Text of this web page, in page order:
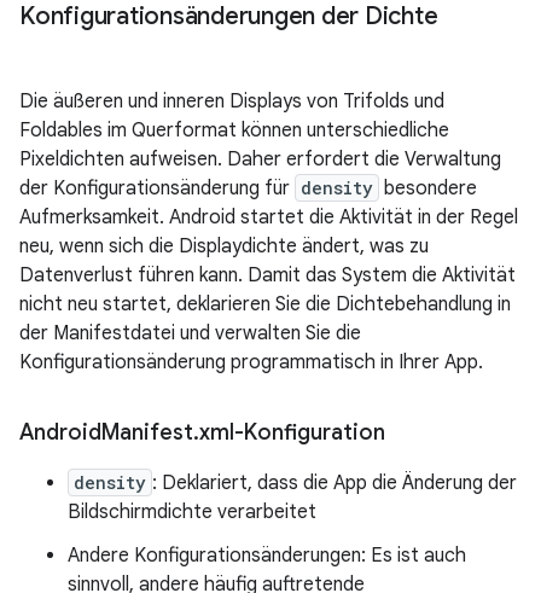
Konfigurationsänderungen der Dichte
Die äußeren und inneren Displays von Trifolds und
Foldables im Querformat können unterschiedliche
Pixeldichten aufweisen. Daher erfordert die Verwaltung
der Konfigurationsänderung für density besondere
Aufmerksamkeit. Android startet die Aktivität in der Regel
neu, wenn sich die Displaydichte ändert, was zu
Datenverlust führen kann. Damit das System die Aktivität
nicht neu startet, deklarieren Sie die Dichtebehandlung in
der Manifestdatei und verwalten Sie die
Konfigurationsänderung programmatisch in Ihrer App.
Android Manifest.xml-Konfiguration
density : Deklariert, dass die App die Änderung der
Bildschirmdichte verarbeitet
Andere Konfigurationsänderungen: Es ist auch
sinnvoll, andere häufig auftretende